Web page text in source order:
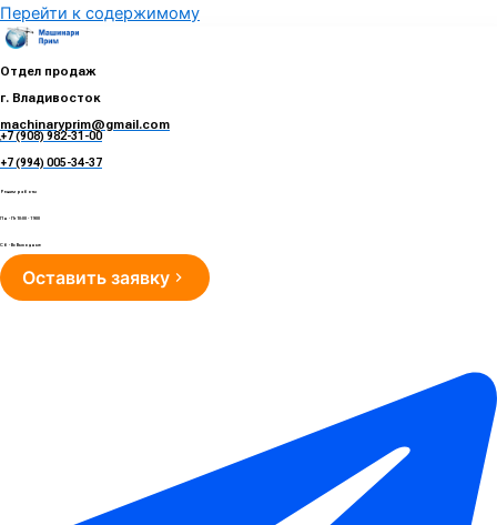
Перейти к содержимому
Отдел продаж
г. Владивосток
machinaryprim@gmail.com
+7 (908) 982-31-00
+7 (994) 005-34-37
Режим работы
Пн - Пт 10:00 - 19:00
Сб - Вс Выходные
Оставить заявку